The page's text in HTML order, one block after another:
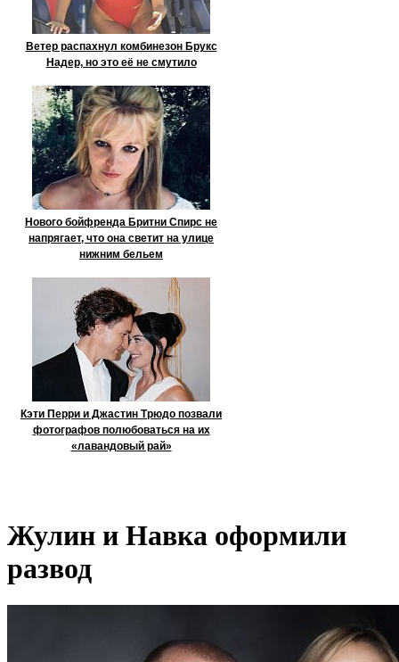
Ветер распахнул комбинезон Брукс
Надер, но это её не смутило
Нового бойфренда Бритни Спирс не
напрягает, что она светит на улице
нижним бельем
Кэти Перри и Джастин Трюдо позвали
фотографов полюбоваться на их
«лавандовый рай»
Жулин и Навка оформили
развод